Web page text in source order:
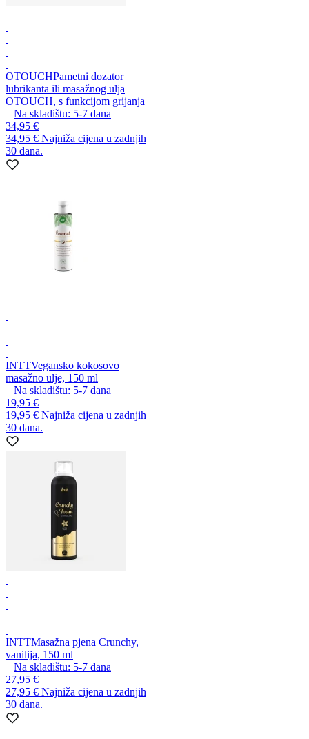
OTOUCHPametni dozator
lubrikanta ili masažnog ulja
OTOUCH, s funkcijom grijanja
Na skladištu: 5-7 dana
34,95 €
34,95 € Najniža cijena u zadnjih
30 dana.
INTTVegansko kokosovo
masažno ulje, 150 ml
Na skladištu: 5-7 dana
19,95 €
19,95 € Najniža cijena u zadnjih
30 dana.
INTTMasažna pjena Crunchy,
vanilija, 150 ml
Na skladištu: 5-7 dana
27,95 €
27,95 € Najniža cijena u zadnjih
30 dana.